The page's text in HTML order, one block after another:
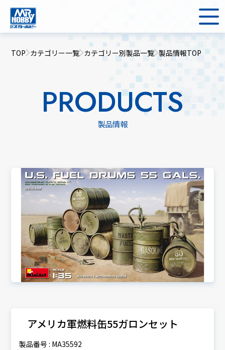
TOP カテゴリー一覧 カテゴリー別製品一覧 製品情報TOP
PRODUCTS
製品情報
アメリカ軍燃料缶55ガロンセット
製品番号 : MA35592